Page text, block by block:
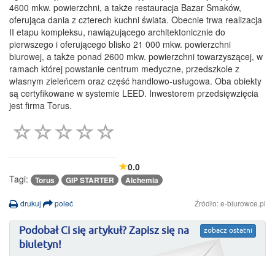
4600 mkw. powierzchni, a także restauracja Bazar Smaków,
oferująca dania z czterech kuchni świata. Obecnie trwa realizacja
II etapu kompleksu, nawiązującego architektonicznie do
pierwszego i oferującego blisko 21 000 mkw. powierzchni
biurowej, a także ponad 2600 mkw. powierzchni towarzyszącej, w
ramach której powstanie centrum medyczne, przedszkole z
własnym zieleńcem oraz część handlowo-usługowa. Oba obiekty
są certyfikowane w systemie LEED. Inwestorem przedsięwzięcia
jest firma Torus.
0.0
Tagi:
Torus GIP STARTER Alchemia
drukuj poleć Źródło: e-biurowce.pl
zobacz ostatni
Podobał Ci się artykuł? Zapisz się na
biuletyn!